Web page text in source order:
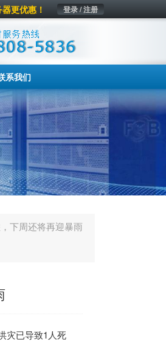
登录 / 注册
更优惠！
系我们
下周还将再迎暴雨
灾已导致1人死